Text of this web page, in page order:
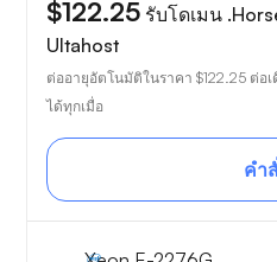
$122.25 รับโดเมน
Ultahost
ต่ออายุอัตโนมัติในราคา $122.25 ต่อ
ได้ทุกเมื่อ
คำ